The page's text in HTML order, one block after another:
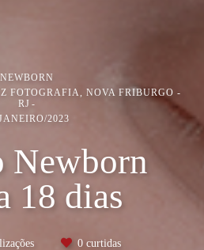
NEWBORN
FOTOGRAFIA, NOVA FRIBURGO -
RJ
2023
Newborn
18 dias
0 curtidas